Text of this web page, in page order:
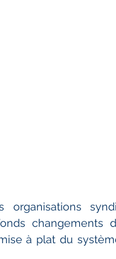
changements
à plat du